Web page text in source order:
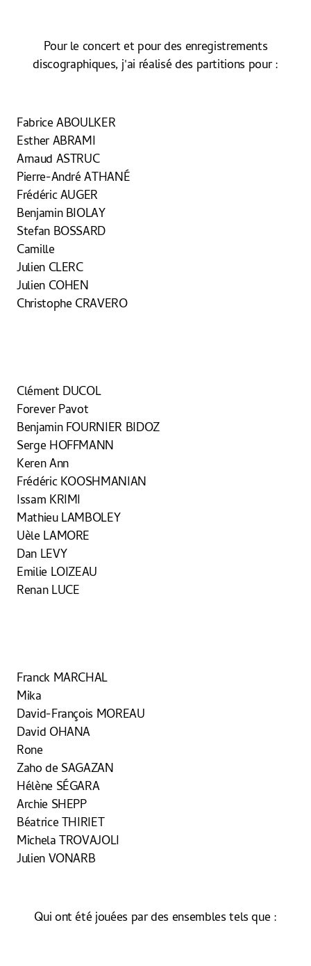
Pour le concert et pour des enregistrements
discographiques, j'ai réalisé des partitions pour :
Fabrice ABOULKER
Esther ABRAMI
Arnaud ASTRUC
Pierre-André ATHANÉ
Frédéric AUGER
Benjamin BIOLAY
Stefan BOSSARD
Camille
Julien CLERC
Julien COHEN
Christophe CRAVERO
Clément DUCOL
Forever Pavot
Benjamin FOURNIER BIDOZ
Serge HOFFMANN
Keren Ann
Frédéric KOOSHMANIAN
Issam KRIMI
Mathieu LAMBOLEY
Uèle LAMORE
Dan LEVY
Emilie LOIZEAU
Renan LUCE
Franck MARCHAL
Mika
David-François MOREAU
David OHANA
Rone
Zaho de SAGAZAN
Hélène SÉGARA
Archie SHEPP
Béatrice THIRIET
Michela TROVAJOLI
Julien VONARB
Qui ont été jouées par des ensembles tels que :